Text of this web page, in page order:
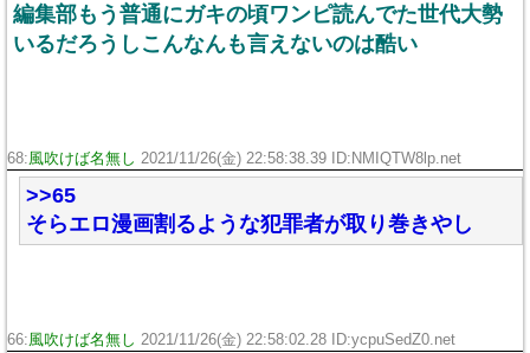
編集部もう普通にガキの頃ワンピ読んでた世代大勢
いるだろうしこんなんも言えないのは酷い
68:風吹けば名無し 2021/11/26(金) 22:58:38.39 ID:NMIQTW8lp.net
>>65
そらエロ漫画割るような犯罪者が取り巻きやし
66:風吹けば名無し 2021/11/26(金) 22:58:02.28 ID:ycpuSedZ0.net